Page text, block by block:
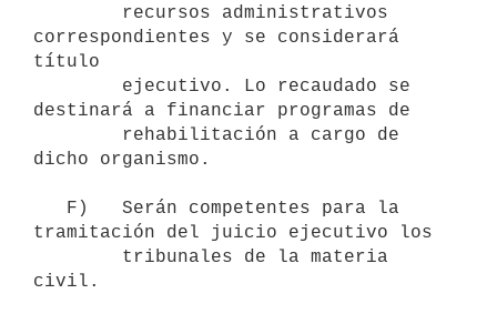
correspondientes y se considerará
título
destinará a financiar programas de
dicho organismo.
tramitación del juicio ejecutivo los
civil.